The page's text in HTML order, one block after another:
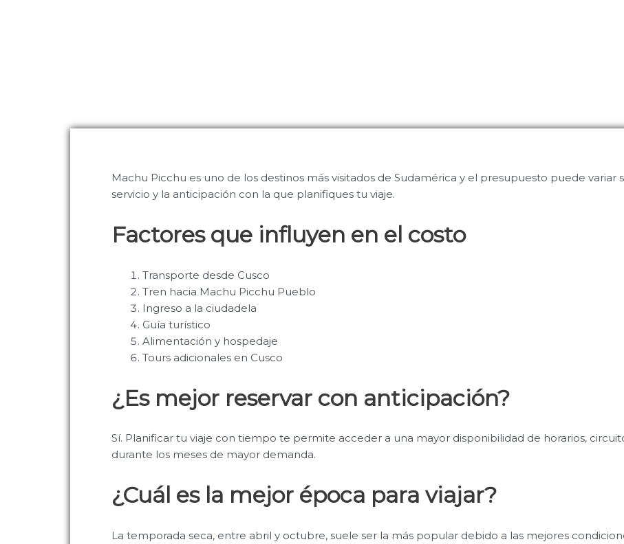
Machu Picchu es uno de los destinos más visitados de Sudamérica y el presupuesto puede
servicio y la anticipación con la que planifiques tu viaje.
Factores que influyen en el costo
Transporte desde Cusco
Tren hacia Machu Picchu Pueblo
Ingreso a la ciudadela
Guía turístico
Alimentación y hospedaje
Tours adicionales en Cusco
¿Es mejor reservar con anticipación?
Sí. Planificar tu viaje con tiempo te permite acceder a una mayor disponibilidad de horarios,
durante los meses de mayor demanda.
¿Cuál es la mejor época para viajar?
La temporada seca, entre abril y octubre, suele ser la más popular debido a las mejores